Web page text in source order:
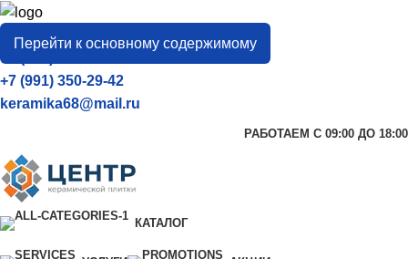
Перейти к основному содержимому
город
Тамбов
+7 (906) 657-33-54
+7 (991) 350-29-42
keramika68@mail.ru
РАБОТАЕМ С 09:00 ДО 18:00
КАТАЛОГ